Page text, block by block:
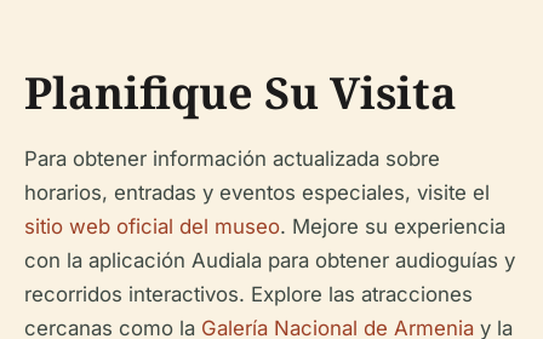
Planifique Su Visita
Para obtener información actualizada sobre
horarios, entradas y eventos especiales, visite el
sitio web oficial del museo. Mejore su experiencia
con la aplicación Audiala para obtener audioguías y
recorridos interactivos. Explore las atracciones
cercanas como la Galería Nacional de Armenia y la